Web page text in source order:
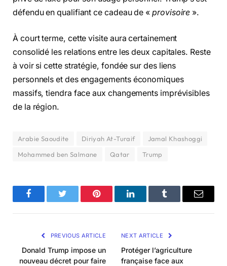
défendu en qualifiant ce cadeau de «provisoire ».
À court terme, cette visite aura certainement
consolidé les relations entre les deux capitales. Reste
à voir si cette stratégie, fondée sur des liens
personnels et des engagements économiques
massifs, tiendra face aux changements imprévisibles
de la région.
Arabie Saoudite Diriyah At-Turaif
Jamal Khashoggi
Mohammed ben Salmane
Qatar Trump
FacebookTwitter Pinterest LinkedInTumblr Email
PREVIOUS ARTICLE
Donald Trump impose un
nouveau décret pour faire
NEXT ARTICLE
Protéger l’agriculture
française face aux